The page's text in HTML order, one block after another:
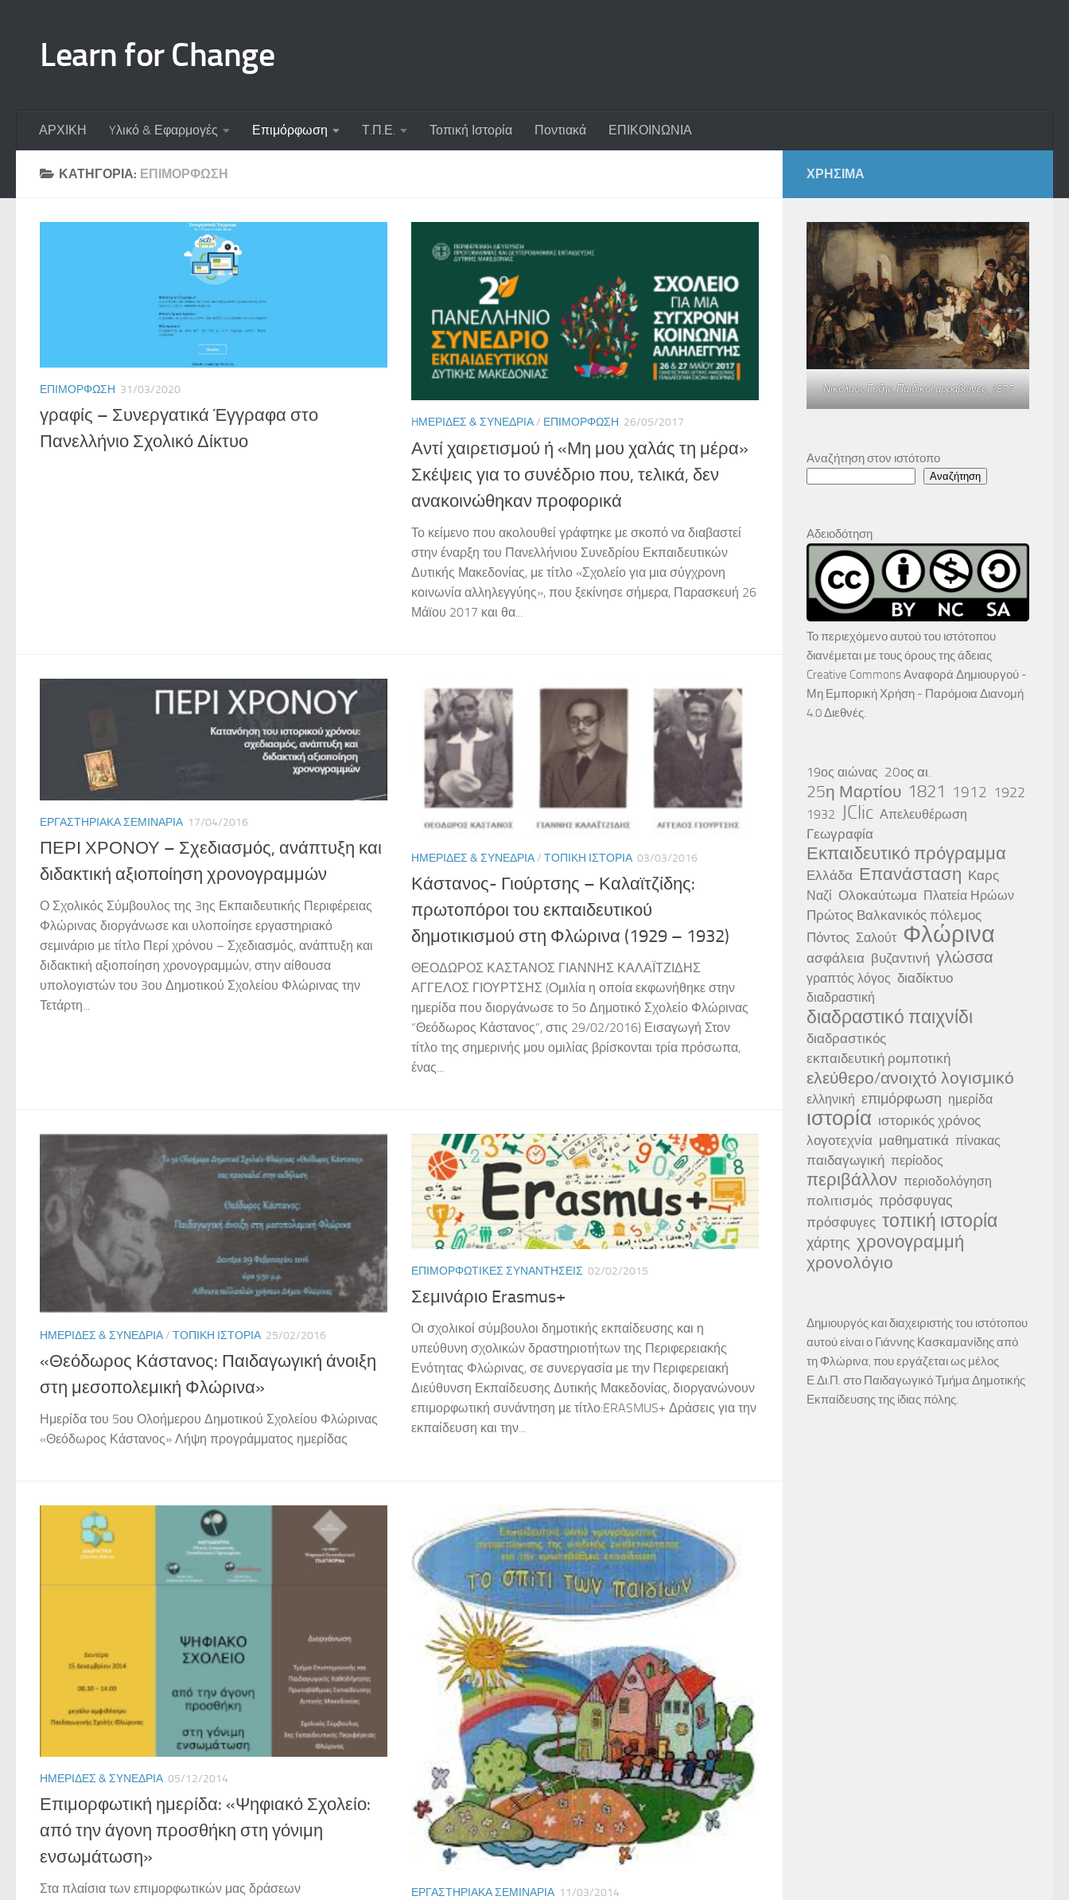
Learn for Change
ΑΡΧΙΚΗ Yλικό & Εφαρμογές Επιμόρφωση Τ.Π.Ε. Τοπική Ιστορία Ποντιακά ΕΠΙΚΟΙΝΩΝΙΑ
ΚΑΤΗΓΟΡΊΑ: ΕΠΙΜΌΡΦΩΣΗ
ΕΠΙΜΌΡΦΩΣΗ 31/03/2020
γραφίς – Συνεργατικά Έγγραφα στο
Πανελλήνιο Σχολικό Δίκτυο
HΜΕΡΊΔΕΣ & ΣΥΝΈΔΡΙΑ/ ΕΠΙΜΌΡΦΩΣΗ 26/05/2017
Αντί χαιρετισμού ή «Μη μου χαλάς τη μέρα»
Σκέψεις για το συνέδριο που, τελικά, δεν
ανακοινώθηκαν προφορικά
Το κείμενο που ακολουθεί γράφτηκε με σκοπό να διαβαστεί
στην έναρξη του Πανελλήνιου Συνεδρίου Εκπαιδευτικών
Δυτικής Μακεδονίας, με τίτλο «Σχολείο για μια σύγχρονη
κοινωνία αλληλεγγύης», που ξεκίνησε σήμερα, Παρασκευή 26
Μάϊου 2017 και θα...
ΕΡΓΑΣΤΗΡΙΑΚΆ ΣΕΜΙΝΆΡΙΑ 17/04/2016
ΠΕΡΙ ΧΡΟΝΟΥ – Σχεδιασμός, ανάπτυξη και
διδακτική αξιοποίηση χρονογραμμών
Ο Σχολικός Σύμβουλος της 3ης Εκπαιδευτικής Περιφέρειας
Φλώρινας διοργάνωσε και υλοποίησε εργαστηριακό
σεμινάριο με τίτλο Περί χρόνου – Σχεδιασμός, ανάπτυξη και
διδακτική αξιοποίηση χρονογραμμών, στην αίθουσα
υπολογιστών του 3ου Δημοτικού Σχολείου Φλώρινας την
Τετάρτη...
ΗΜΕΡΊΔΕΣ & ΣΥΝΈΔΡΙΑ/ ΤΟΠΙΚΉ ΙΣΤΟΡΊΑ 03/03/2016
Κάστανος- Γιούρτσης – Καλαϊτζίδης:
πρωτοπόροι του εκπαιδευτικού
δημοτικισμού στη Φλώρινα (1929 – 1932)
ΘΕΟΔΩΡΟΣ ΚΑΣΤΑΝΟΣ ΓΙΑΝΝΗΣ ΚΑΛΑΪΤΖΙΔΗΣ
ΑΓΓΕΛΟΣ ΓΙΟΥΡΤΣΗΣ (Ομιλία η οποία εκφωνήθηκε στην
ημερίδα που διοργάνωσε το 5ο Δημοτικό Σχολείο Φλώρινας
“Θεόδωρος Κάστανος”, στις 29/02/2016) Εισαγωγή Στον
τίτλο της σημερινής μου ομιλίας βρίσκονται τρία πρόσωπα,
ένας...
ΗΜΕΡΊΔΕΣ & ΣΥΝΈΔΡΙΑ/ ΤΟΠΙΚΉ ΙΣΤΟΡΊΑ 25/02/2016
«Θεόδωρος Κάστανος: Παιδαγωγική άνοιξη
στη μεσοπολεμική Φλώρινα»
Ημερίδα του 5ου Ολοήμερου Δημοτικού Σχολείου Φλώρινας
«Θεόδωρος Κάστανος» Λήψη προγράμματος ημερίδας
ΕΠΙΜΟΡΦΩΤΙΚΈΣ ΣΥΝΑΝΤΉΣΕΙΣ 02/02/2015
Σεμινάριο Erasmus+
Οι σχολικοί σύμβουλοι δημοτικής εκπαίδευσης και η
υπεύθυνη σχολικών δραστηριοτήτων της Περιφερειακής
Ενότητας Φλώρινας, σε συνεργασία με την Περιφερειακή
Διεύθυνση Εκπαίδευσης Δυτικής Μακεδονίας, διοργανώνουν
επιμορφωτική συνάντηση με τίτλο:ERASMUS+ Δράσεις για την
εκπαίδευση και την...
ΗΜΕΡΊΔΕΣ & ΣΥΝΈΔΡΙΑ 05/12/2014
Επιμορφωτική ημερίδα: «Ψηφιακό Σχολείο:
από την άγονη προσθήκη στη γόνιμη
ενσωμάτωση»
Στα πλαίσια των επιμορφωτικών μας δράσεων
ΕΡΓΑΣΤΗΡΙΑΚΆ ΣΕΜΙΝΆΡΙΑ 11/03/2014
ΧΡΗΣΙΜΑ
Νικόλαος Γύζης,Παιδικοί αρραβώνες, 1877
Αναζήτηση στον ιστότοπο
Αναζήτηση
Αδειοδότηση
Το περιεχόμενο αυτού του ιστότοπου
διανέμεται με τους όρους της άδειας
Creative Commons Αναφορά Δημιουργού -
Μη Εμπορική Χρήση - Παρόμοια Διανομή
4.0 Διεθνές.
19ος αιώνας 20ος αι.
25η Μαρτίου 1821 1912 1922
1932 JClic Απελευθέρωση
Γεωγραφία
Εκπαιδευτικό πρόγραμμα
Ελλάδα Επανάσταση Καρς
Ναζί Ολοκαύτωμα Πλατεία Ηρώων
Πρώτος Βαλκανικός πόλεμος
Πόντος Σαλούτ Φλώρινα
ασφάλεια βυζαντινή γλώσσα
γραπτός λόγος διαδίκτυο
διαδραστική
διαδραστικό παιχνίδι
διαδραστικός
εκπαιδευτική ρομποτική
ελεύθερο/ανοιχτό λογισμικό
ελληνική επιμόρφωση ημερίδα
ιστορία ιστορικός χρόνος
λογοτεχνία μαθηματικά πίνακας
παιδαγωγική περίοδος
περιβάλλον περιοδολόγηση
πολιτισμός πρόσφυγας
πρόσφυγες τοπική ιστορία
χάρτης χρονογραμμή
χρονολόγιο
Δημιουργός και διαχειριστής του ιστότοπου
αυτού είναι ο Γιάννης Κασκαμανίδης από
τη Φλώρινα, που εργάζεται ως μέλος
Ε.Δι.Π. στο Παιδαγωγικό Τμήμα Δημοτικής
Εκπαίδευσης της ίδιας πόλης.